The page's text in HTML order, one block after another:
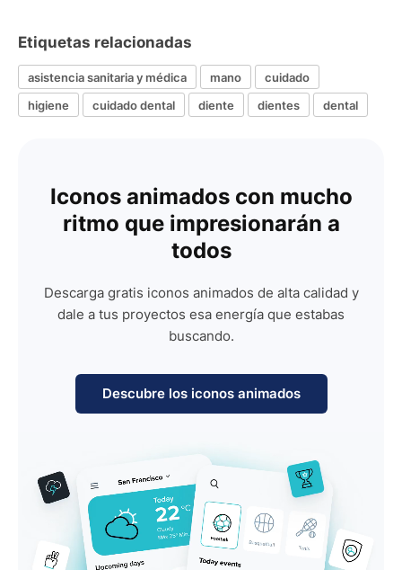
Etiquetas relacionadas
asistencia sanitaria y médica mano
cuidado
higiene
cuidado dental diente dientes dental
Iconos animados con mucho
ritmo que impresionarán a
todos
Descarga gratis iconos animados de alta calidad y
dale a tus proyectos esa energía que estabas
buscando.
Descubre los iconos animados